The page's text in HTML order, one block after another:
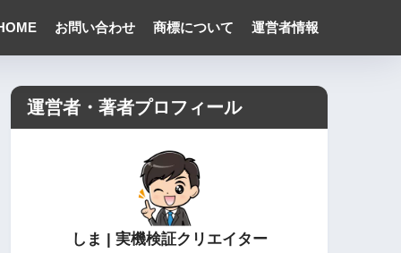
お問い合わせ 商標について 運営者情報
運営者・著者プロフィール
しま | 実機検証クリエイター